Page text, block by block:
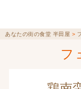
あなたの街の食堂 半田屋 >
フ